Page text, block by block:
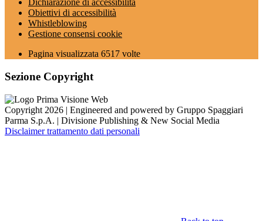
Dichiarazione di accessibilità
Obiettivi di accessibilità
Whistleblowing
Gestione consensi cookie
Pagina visualizzata 6517 volte
Sezione Copyright
Copyright 2026 | Engineered and powered by Gruppo Spaggiari
Parma S.p.A. | Divisione Publishing & New Social Media
Disclaimer trattamento dati personali